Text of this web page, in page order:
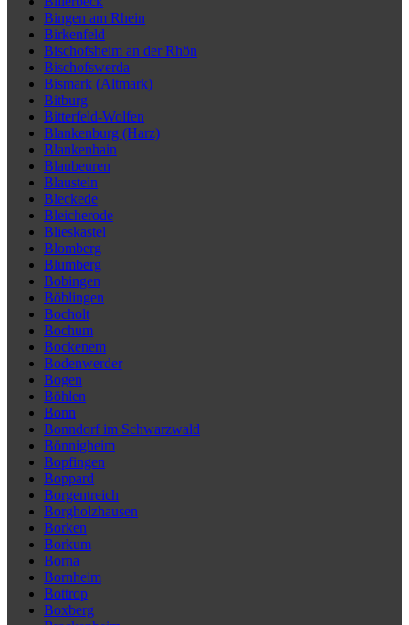
Bingen am Rhein
Birkenfeld
Bischofsheim an der Rhön
Bischofswerda
Bismark (Altmark)
Bitburg
Bitterfeld-Wolfen
Blankenburg (Harz)
Blankenhain
Blaubeuren
Blaustein
Bleckede
Bleicherode
Blieskastel
Blomberg
Blumberg
Bobingen
Böblingen
Bocholt
Bochum
Bockenem
Bodenwerder
Bogen
Böhlen
Bonn
Bonndorf im Schwarzwald
Bönnigheim
Bopfingen
Boppard
Borgentreich
Borgholzhausen
Borken
Borkum
Borna
Bornheim
Bottrop
Boxberg